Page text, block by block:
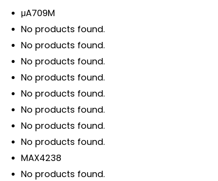
μA709M
No products found.
No products found.
No products found.
No products found.
No products found.
No products found.
No products found.
No products found.
MAX4238
No products found.